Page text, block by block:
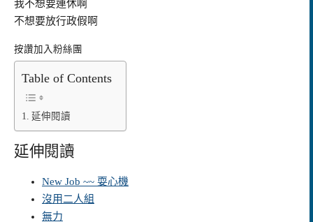
我不想要連休啊
不想要放行政假啊
按讚加入粉絲團
Table of Contents
延伸閱讀
延伸閱讀
New Job ~~ 耍心機
沒用二人組
無力